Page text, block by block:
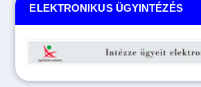
ELEKTRONIKUS ÜGYINTÉZÉS